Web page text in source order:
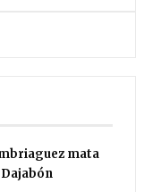
mata